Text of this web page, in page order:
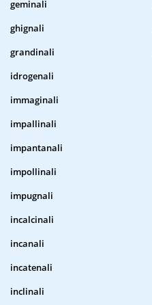
geminali
ghignali
grandinali
idrogenali
immaginali
impallinali
impantanali
impollinali
impugnali
incalcinali
incanali
incatenali
inclinali